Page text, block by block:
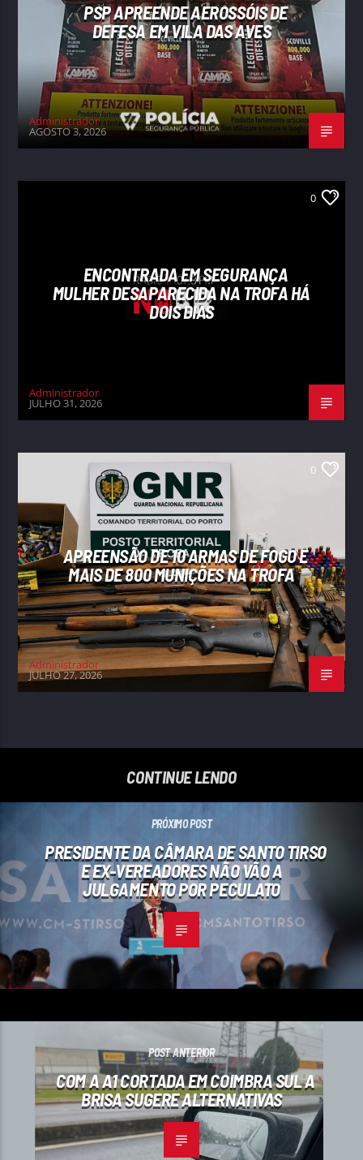
PSP APREENDE AEROSSÓIS DE
DEFESA EM VILA DAS AVES
Administrador
AGOSTO 3, 2026
0
ENCONTRADA EM SEGURANÇA
MULHER DESAPARECIDA NA TROFA HÁ
DOIS DIAS
Administrador
JULHO 31, 2026
0
APREENSÃO DE 10 ARMAS DE FOGO E
MAIS DE 800 MUNIÇÕES NA TROFA
Administrador
JULHO 27, 2026
CONTINUE LENDO
PRÓXIMO POST
PRESIDENTE DA CÂMARA DE SANTO TIRSO
E EX-VEREADORES NÃO VÃO A
JULGAMENTO POR PECULATO
POST ANTERIOR
COM A A1 CORTADA EM COIMBRA SUL A
BRISA SUGERE ALTERNATIVAS